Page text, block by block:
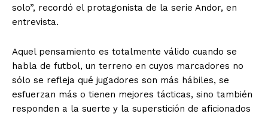
solo”, recordó el protagonista de la serie Andor, en
entrevista.
Aquel pensamiento es totalmente válido cuando se
habla de futbol, un terreno en cuyos marcadores no
sólo se refleja qué jugadores son más hábiles, se
esfuerzan más o tienen mejores tácticas, sino también
responden a la suerte y la superstición de aficionados